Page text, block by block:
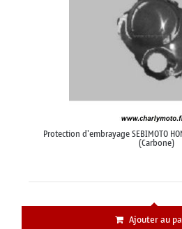
Protection d'embrayage SEBIMOTO
(Carbone)
Ajouter au